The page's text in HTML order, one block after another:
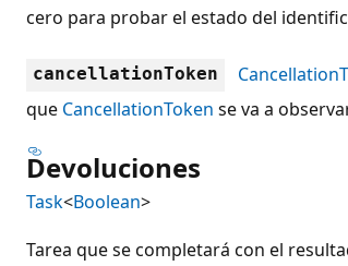
cero para probar el estado del
cancellationToken
que CancellationToken se va a
Devoluciones
Task<Boolean>
Tarea que se completará con el